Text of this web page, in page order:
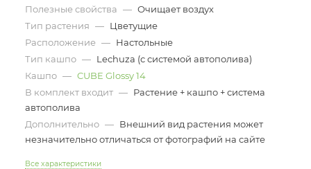
Полезные свойства — Очищает воздух
Тип растения — Цветущие
Расположение — Настольные
Тип кашпо — Lechuza (с системой автополива)
Кашпо — CUBE Glossy 14
В комплект входит — Растение + кашпо + система
автополива
Дополнительно — Внешний вид растения может
незначительно отличаться от фотографий на сайте
Все характеристики